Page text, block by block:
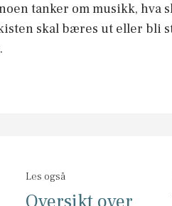
tanker om musikk, hva
skal bæres ut eller bli
Les også